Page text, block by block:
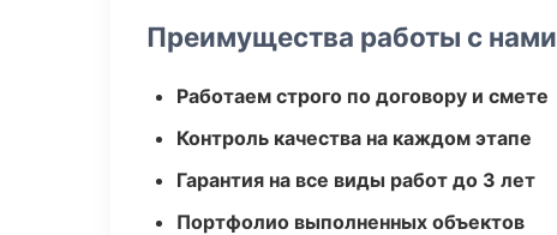
Преимущества работы с нами
Работаем строго по договору и смете
Контроль качества на каждом этапе
Гарантия на все виды работ до 3 лет
Портфолио выполненных объектов